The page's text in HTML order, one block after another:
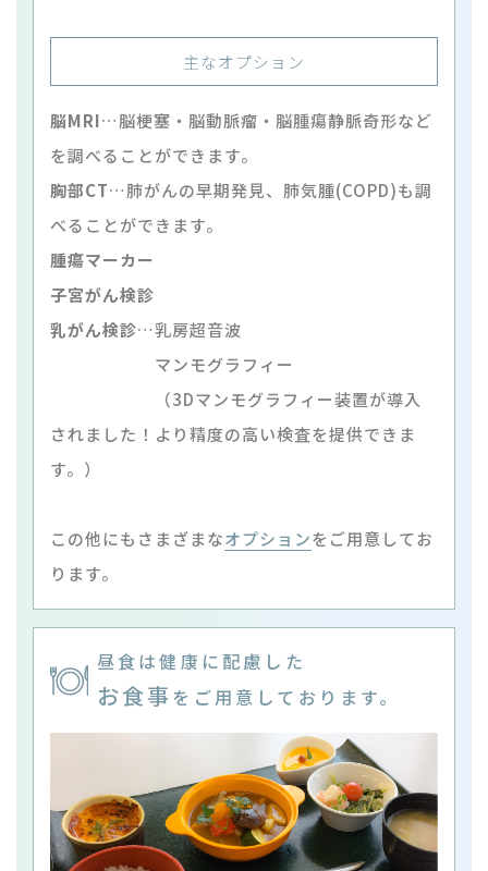
主なオプション
脳MRI…脳梗塞・脳動脈瘤・脳腫瘍静脈奇形など
を調べることができます。
胸部CT…肺がんの早期発見、肺気腫(COPD)も調
べることができます。
腫瘍マーカー
子宮がん検診
乳がん検診…乳房超音波
マンモグラフィー
（3Dマンモグラフィー装置が導入
されました！より精度の高い検査を提供できま
す。）
この他にもさまざまなオプションをご用意してお
ります。
昼食は健康に配慮した
お食事 をご用意しております。